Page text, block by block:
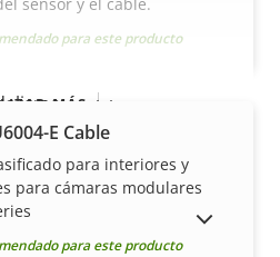
IP6K9K
Back: SMA
Connector
–
MÁS
para este producto
E Cable
para interiores y
para cámaras modulares
para este producto
DESCATALOGADOS